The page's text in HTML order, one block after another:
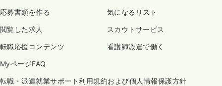
応募書類を作る 気になるリスト
閲覧した求人 スカウトサービス
転職応援コンテンツ 看護師派遣で働く
MyページFAQ
転職・派遣就業サポート利用規約および個人情報保護方針